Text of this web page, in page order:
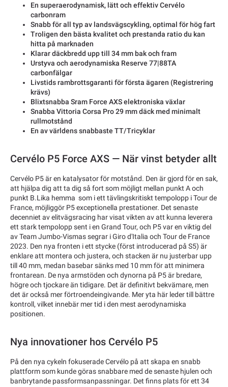
En superaerodynamisk, lätt och effektiv Cervélo
carbonram
Snabb för all typ av landsvägscykling, optimal för hög fart
Troligen den bästa kvalitet och prestanda ratio du kan
hitta på marknaden
Klarar däckbredd upp till 34 mm bak och fram
Urstyva och aerodynamiska Reserve 77|88TA
carbonfälgar
Livstids rambrottsgaranti för första ägaren (Registrering
krävs)
Blixtsnabba Sram Force AXS elektroniska växlar
Snabba Vittoria Corsa Pro 29 mm däck med minimalt
rullmotstånd
En av världens snabbaste TT/Tricyklar
Cervélo P5 Force AXS — När vinst betyder allt
Cervélo P5 är en katalysator för motstånd. Den är gjord för en sak,
att hjälpa dig att ta dig så fort som möjligt mellan punkt A och
punkt B.Lika hemma som i ett tävlingskritiskt tempolopp i Tour de
France, möjliggör P5 exceptionella prestationer. Det senaste
decenniet av elitvägsracing har visat vikten av att kunna leverera
ett stark tempolopp sent i en Grand Tour, och P5 var en viktig del
av Team Jumbo-Vismas segrar i Giro d'Italia och Tour de France
2023. Den nya fronten i ett stycke (först introducerad på S5) är
enklare att montera och justera, och stacken är nu justerbar upp
till 40 mm, medan basebar sänks med 10 mm för att minimera
frontarean. De nya armstöden och dynorna på P5 är bredare,
högre och tjockare än tidigare. Det är definitivt bekvämare, men
det är också mer förtroendeingivande. Mer yta här leder till bättre
kontroll, vilket innebär mer tid i den mest aerodynamiska
positionen.
Nya innovationer hos Cervélo P5
På den nya cykeln fokuserade Cervélo på att skapa en snabb
plattform som kunde göras snabbare med de senaste hjulen och
banbrytande passformsanpassningar. Det finns plats för ett 34